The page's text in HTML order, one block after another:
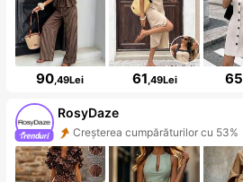
90,49Lei 61,49Lei 65
RosyDaze
Creșterea cumpărăturilor cu 53%